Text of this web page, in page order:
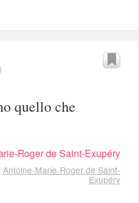
)
quello che
Roger de Saint-Exupéry
Antoine-Marie-Roger de Saint-
Exupéry